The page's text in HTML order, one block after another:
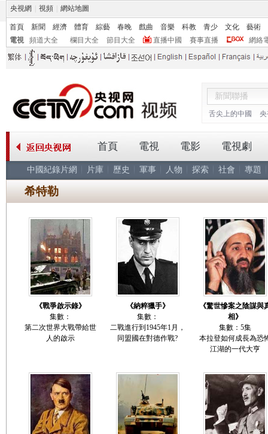
央視網 視頻 網站地圖
首頁 新聞 經濟 體育 綜藝 春晚 戲曲 音樂 科教 青少 文化
藝術
電視
頻道大全 欄目大全 節目大全 直播中國 賽事直播 網絡
舌尖上的中國
首頁 電視 電影 電視劇
中國紀錄片網 片庫 歷史 軍事 人物 探索 社會 專題
希特勒
《戰爭啟示錄》
集數：
第二次世界大戰帶給世
人的啟示
《納粹獵手》
集數：
二戰進行到1945年1月，
同盟國在對德作戰?
《驚世慘案之陰謀與
相》
集數：5集
本拉登如何成長為恐
江湖的一代大亨